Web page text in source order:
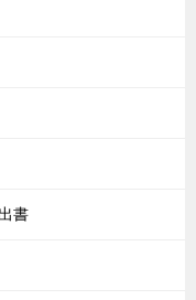
書